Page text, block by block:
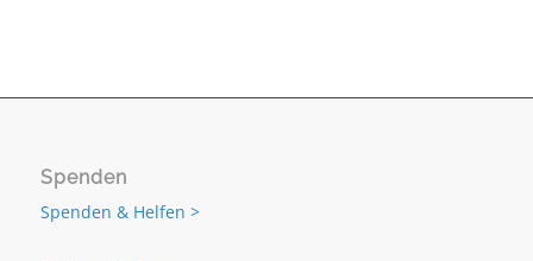
Spenden
Spenden & Helfen >